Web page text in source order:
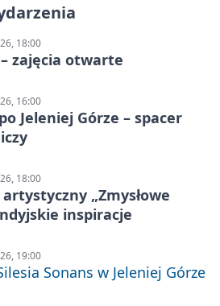
18:00
– zajęcia otwarte
16:00
Jeleniej Górze – spacer
18:00
„Zmysłowe
inspiracje
19:00
Sonans w Jeleniej Górze